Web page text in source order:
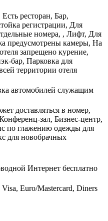
ресторан, Бар,
регистрации, Для
номера, , Лифт, Для
предусмотрены камеры, На
запрещено курение,
бар, Парковка для
территории отеля
автомобилей служащим
доставляться в номер,
зал, Бизнес-центр,
по глажению одежды для
для новобрачных
Интернет бесплатно
Euro/Mastercard, Diners